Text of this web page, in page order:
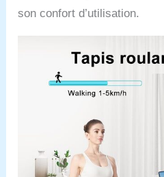
son confort d’utilisation.